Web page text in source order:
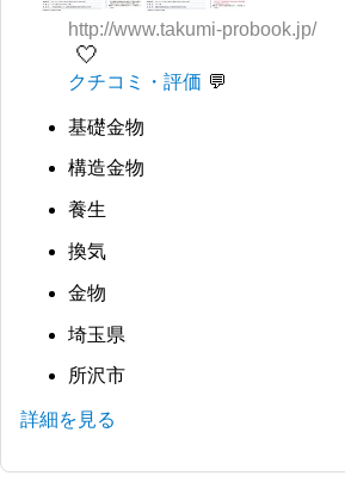
http://www.takumi-probook.jp/
🤍
クチコミ・評価
基礎金物
構造金物
養生
換気
金物
埼玉県
所沢市
詳細を見る